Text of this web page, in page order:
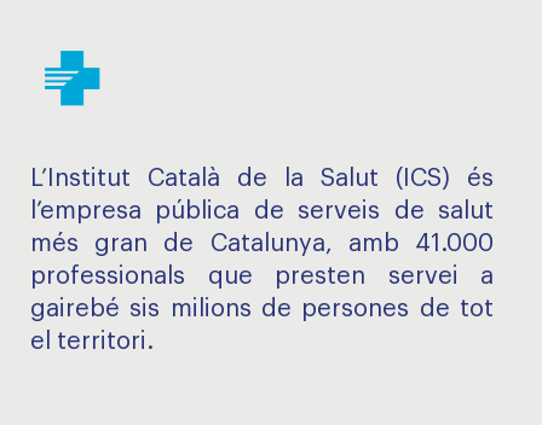
L’Institut Català de la Salut (ICS) és
l’empresa pública de serveis de salut
més gran de Catalunya, amb 41.000
professionals que presten servei a
gairebé sis milions de persones de tot
el territori.